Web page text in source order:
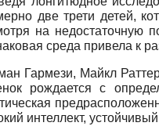
две трети детей,
на недостаточную
среда привела к
Гармези, Майкл
рождается с
интеллект,